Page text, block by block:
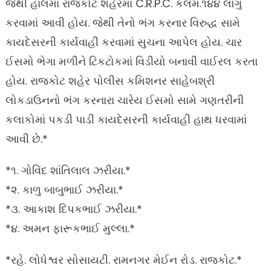
જેથી હાલમાં રાજકોટ શહેરમાં C.R.P.C. કલમ.૧૪૪ લાગુ
કરવામાં આવી હોય. જેથી તેનો ભંગ કરનાર વિરુદ્ધ સામે
કાયદેસરની કાર્યવાહી કરવામાં સુચના આપેલ હોય. ચાર
ઈસમો ભેગા મળીને ટિકટોકમાં વિડીયો બનાવી વાઈરલ કરતા
હોય. રાજકોટ શહેર પોલીસ કમિશનર સાહેબશ્રી
લોકડાઉનનો ભંગ કરનારા ચારેય ઈસમો સામે ગણતરીની
કલાકોમાં પકડી પાડી કાયદેસરની કાર્યવાહી હાથ ધરવામાં
આવી છે.*
*૧. ગોવિંદ શાંતિલાલ ઝરીયા.*
*૨. કાળુ બાબુભાઈ ઝરીયા.*
*૩. આકાશ દિપકભાઈ ઝરીયા.*
*૪. અમન ફારૂકભાઈ મુલ્લા.*
*રહે. લોધેશ્વર સોસાયટી. રામનગર મેઈન રોડ. રાજકોટ.*